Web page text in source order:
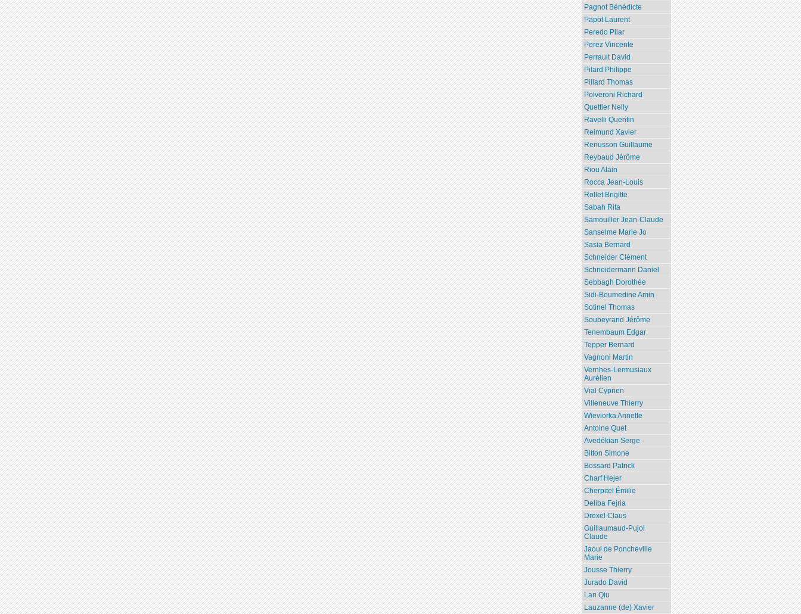
Pagnot Bénédicte
Papot Laurent
Peredo Pilar
Perez Vincente
Perrault David
Pilard Philippe
Pillard Thomas
Polveroni Richard
Quettier Nelly
Ravelli Quentin
Reimund Xavier
Renusson Guillaume
Reybaud Jérôme
Riou Alain
Rocca Jean-Louis
Rollet Brigitte
Sabah Rita
Samouiller Jean-Claude
Sanselme Marie Jo
Sasia Bernard
Schneider Clément
Schneidermann Daniel
Sebbagh Dorothée
Sidi-Boumedine Amin
Sotinel Thomas
Soubeyrand Jérôme
Tenembaum Edgar
Tepper Bernard
Vagnoni Martin
Vernhes-Lermusiaux
Aurélien
Vial Cyprien
Villeneuve Thierry
Wieviorka Annette
Antoine Quet
Avedékian Serge
Bitton Simone
Bossard Patrick
Charf Hejer
Cherpitel Émilie
Deliba Fejria
Drexel Claus
Guillaumaud-Pujol
Claude
Jaoul de Poncheville
Marie
Jousse Thierry
Jurado David
Lan Qiu
Lauzanne (de) Xavier